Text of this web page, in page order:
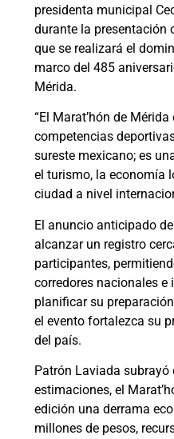
presidenta municipal
durante la presentación
que se realizará el
marco del 485
Mérida.
“El Marat’hón de
competencias
sureste mexicano; es
el turismo, la economía
ciudad a nivel
El anuncio anticipado
alcanzar un registro
participantes,
corredores nacionales e
planificar su
el evento fortalezca su
del país.
Patrón Laviada subrayó
estimaciones, el
edición una derrama
millones de pesos,